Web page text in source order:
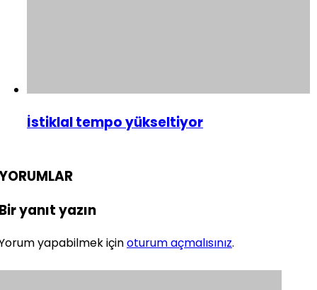
İstiklal tempo yükseltiyor
yanıt yazın
yapabilmek içinoturum açmalısınız.